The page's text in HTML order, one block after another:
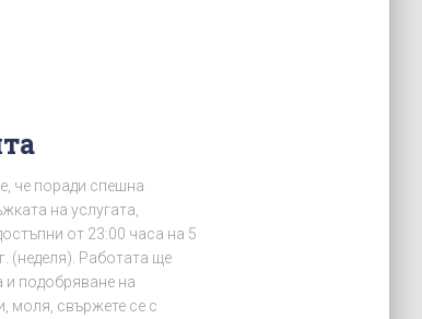
че поради спешна
на услугата,
от 23:00 часа на 5
(неделя). Работата ще
и подобряване на
моля, свържете се с